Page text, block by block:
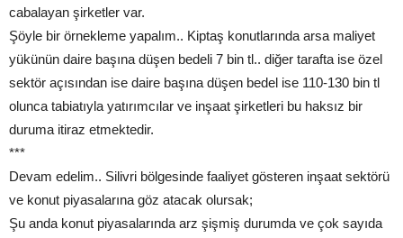
cabalayan şirketler var.
Şöyle bir örnekleme yapalım.. Kiptaş konutlarında arsa maliyet
yükünün daire başına düşen bedeli 7 bin tl.. diğer tarafta ise özel
sektör açısından ise daire başına düşen bedel ise 110-130 bin tl
olunca tabiatıyla yatırımcılar ve inşaat şirketleri bu haksız bir
duruma itiraz etmektedir.
***
Devam edelim.. Silivri bölgesinde faaliyet gösteren inşaat sektörü
ve konut piyasalarına göz atacak olursak;
Şu anda konut piyasalarında arz şişmiş durumda ve çok sayıda